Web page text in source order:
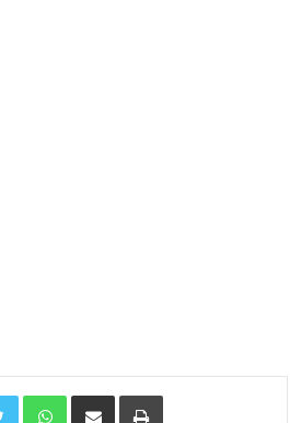
Twitter WhatsApp